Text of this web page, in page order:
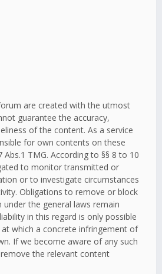
are created with the utmost
guarantee the accuracy,
of the content. As a service
for own contents on these
TMG. According to §§ 8 to 10
to monitor transmitted or
or to investigate circumstances
Obligations to remove or block
the general laws remain
in this regard is only possible
which a concrete infringement of
If we become aware of any such
the relevant content